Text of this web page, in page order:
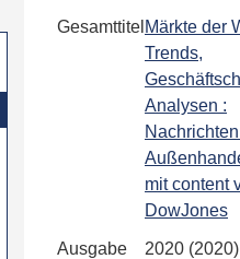
Gesamttitel Märkte der
Trends,
Analysen :
mit content
DowJones
Ausgabe
2020